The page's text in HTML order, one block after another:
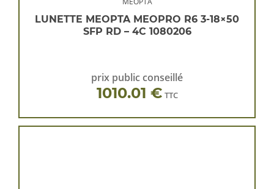
LUNETTE MEOPTA MEOPRO R6 3-18×50
SFP RD – 4C 1080206
prix public conseillé
1010.01 € TTC